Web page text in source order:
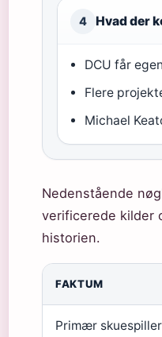
4 Hvad der
DCU får
Flere
Michael
Nedenstående
verificerede kilder
historien.
FAKTUM
Primær